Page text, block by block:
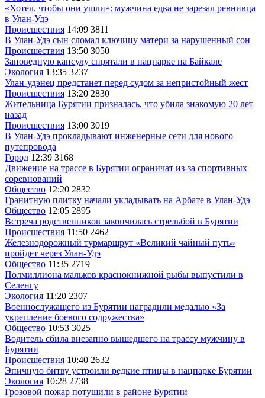
«Хотел, чтобы они ушли»: мужчина едва не зарезал ревнивца
в Улан-Удэ
Происшествия 14:09 3811
В Улан-Удэ сын сломал ключицу матери за нарушенный сон
Происшествия 13:50 3050
Заповедную капсулу спрятали в нацпарке на Байкале
Экология 13:35 3237
Улан-удэнец предстанет перед судом за непристойный жест
Происшествия 13:20 2830
Жительница Бурятии призналась, что убила знакомую 20 лет
назад
Происшествия 13:00 3019
В Улан-Удэ прокладывают инженерные сети для нового
путепровода
Город 12:39 3168
Движение на трассе в Бурятии ограничат из-за спортивных
соревнований
Общество 12:20 2832
Гранитную плитку начали укладывать на Арбате в Улан-Удэ
Общество 12:05 2895
Встреча родственников закончилась стрельбой в Бурятии
Происшествия 11:50 2462
Железнодорожный турмаршрут «Великий чайный путь»
пройдет через Улан-Удэ
Общество 11:35 2719
Полмиллиона мальков краснокнижной рыбы выпустили в
Селенгу
Экология 11:20 2307
Военнослужащего из Бурятии наградили медалью «За
укрепление боевого содружества»
Общество 10:53 3025
Водитель сбила внезапно вышедшего на трассу мужчину в
Бурятии
Происшествия 10:40 2632
Эпичную битву устроили редкие птицы в нацпарке Бурятии
Экология 10:28 2738
Грозовой пожар потушили в районе Бурятии